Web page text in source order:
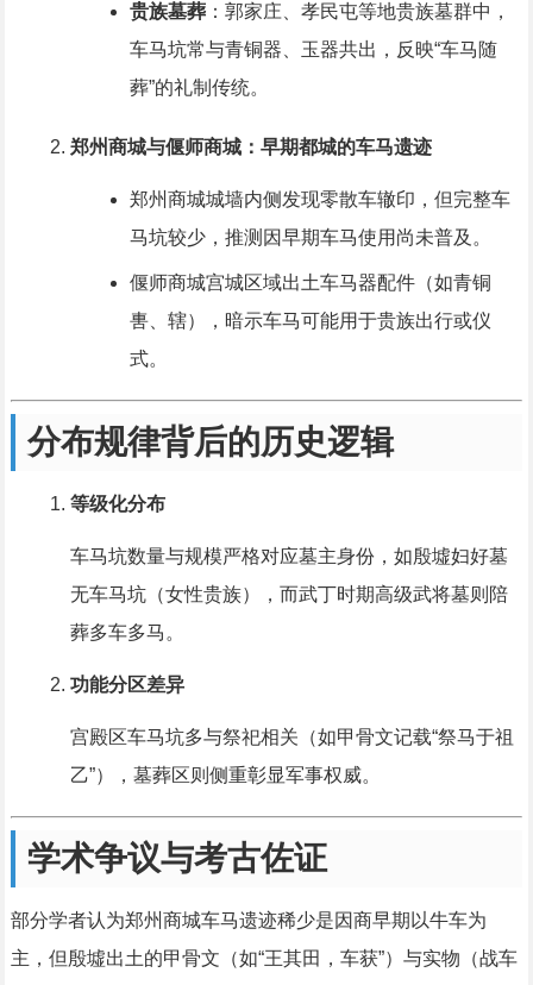
贵族墓葬：郭家庄、孝民屯等地贵族墓群中，
车马坑常与青铜器、玉器共出，反映“车马随
葬”的礼制传统。
郑州商城与偃师商城：早期都城的车马遗迹
郑州商城城墙内侧发现零散车辙印，但完整车
马坑较少，推测因早期车马使用尚未普及。
偃师商城宫城区域出土车马器配件（如青铜
軎、辖），暗示车马可能用于贵族出行或仪
式。
分布规律背后的历史逻辑
等级化分布
车马坑数量与规模严格对应墓主身份，如殷墟妇好墓
无车马坑（女性贵族），而武丁时期高级武将墓则陪
葬多车多马。
功能分区差异
宫殿区车马坑多与祭祀相关（如甲骨文记载“祭马于祖
乙”），墓葬区则侧重彰显军事权威。
学术争议与考古佐证
部分学者认为郑州商城车马遗迹稀少是因商早期以牛车为
主，但殷墟出土的甲骨文（如“王其田，车获”）与实物（战车